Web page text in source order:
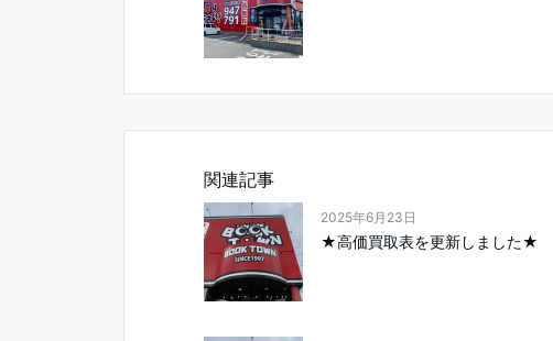
関連記事
2025年6月23日
★高価買取表を更新しました★